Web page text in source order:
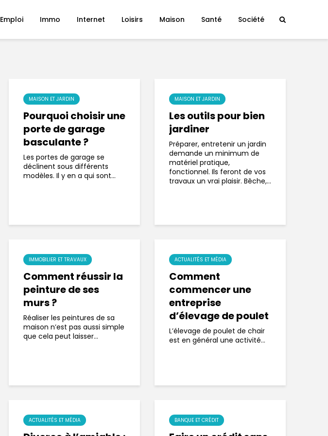
Emploi Immo Internet Loisirs Maison Santé Société
MAISON ET JARDIN
Pourquoi choisir une
porte de garage
basculante ?
Les portes de garage se
déclinent sous différents
modèles. Il y en a qui sont...
MAISON ET JARDIN
Les outils pour bien
jardiner
Préparer, entretenir un jardin
demande un minimum de
matériel pratique,
fonctionnel. Ils feront de vos
travaux un vrai plaisir. Bêche,...
IMMOBILIER ET TRAVAUX
Comment réussir la
peinture de ses
murs ?
Réaliser les peintures de sa
maison n’est pas aussi simple
que cela peut laisser...
ACTUALITÉS ET MÉDIA
Comment
commencer une
entreprise
d’élevage de poulet
L’élevage de poulet de chair
est en général une activité...
ACTUALITÉS ET MÉDIA BANQUE ET CRÉDIT